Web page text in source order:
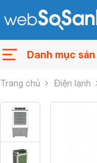
Danh mục
Trang chủ Điện lạnh